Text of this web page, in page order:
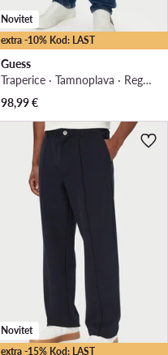
extra -10% Kod: LAST
Novitet
Guess
Traperice · Tamnoplava · Regular Fit
98,99€
extra -15% Kod: LAST
Novitet